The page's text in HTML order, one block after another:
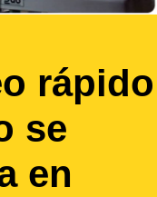
rápido
se
en